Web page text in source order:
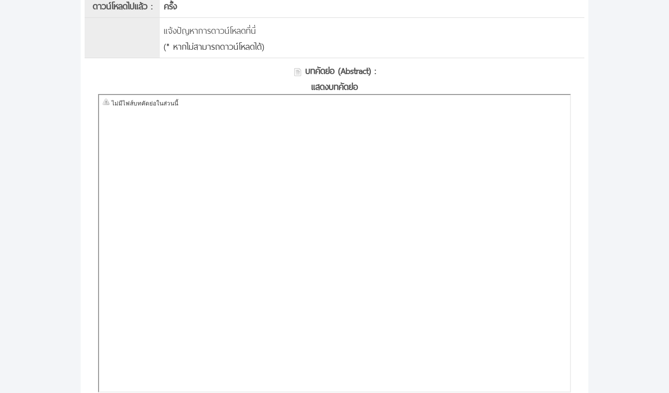
ดาวน์โหลดไปแล้ว :
ครั้ง
แจ้งปัญหาการดาวน์โหลดที่นี่
(* หากไม่สามารถดาวน์โหลดได้)
บทคัดย่อ (Abstract) :
แสดงบทคัดย่อ